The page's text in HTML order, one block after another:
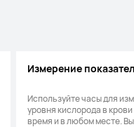
Измерение
Используйте часы для
уровня кислорода в
время и в любом месте.